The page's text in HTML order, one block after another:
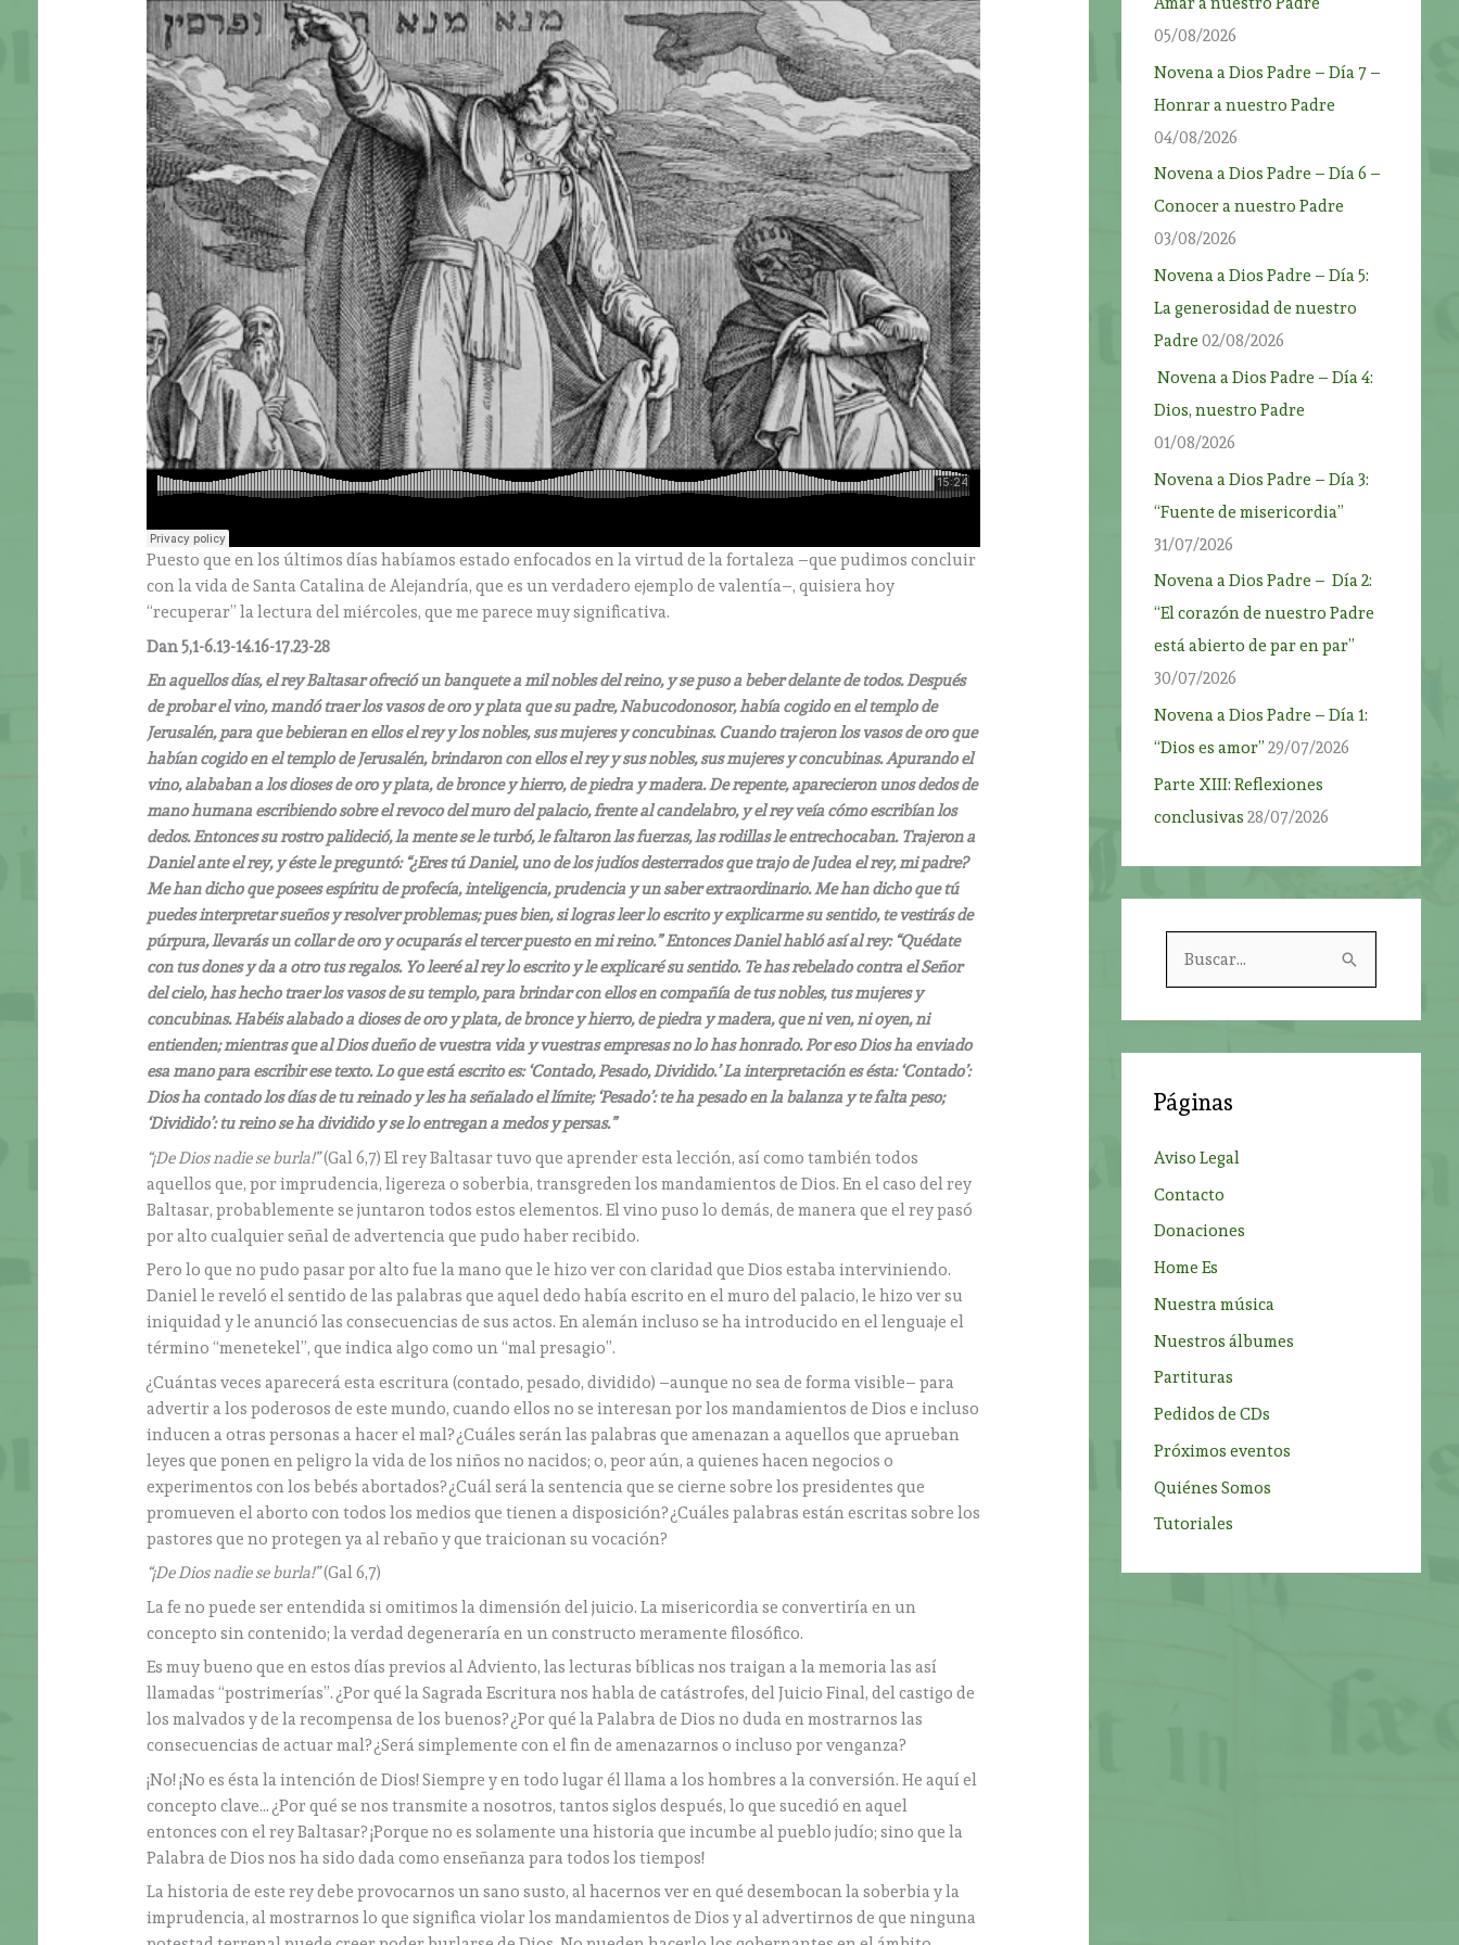
Puesto que en los últimos días habíamos estado enfocados en la virtud de la fortaleza –que pudimos concluir
con la vida de Santa Catalina de Alejandría, que es un verdadero ejemplo de valentía–, quisiera hoy
“recuperar” la lectura del miércoles, que me parece muy significativa.
Dan 5,1-6.13-14.16-17.23-28
En aquellos días, el rey Baltasar ofreció un banquete a mil nobles del reino, y se puso a beber delante de todos. Después
de probar el vino, mandó traer los vasos de oro y plata que su padre, Nabucodonosor, había cogido en el templo de
Jerusalén, para que bebieran en ellos el rey y los nobles, sus mujeres y concubinas. Cuando trajeron los vasos de oro que
habían cogido en el templo de Jerusalén, brindaron con ellos el rey y sus nobles, sus mujeres y concubinas. Apurando el
vino, alababan a los dioses de oro y plata, de bronce y hierro, de piedra y madera. De repente, aparecieron unos dedos de
mano humana escribiendo sobre el revoco del muro del palacio, frente al candelabro, y el rey veía cómo escribían los
dedos. Entonces su rostro palideció, la mente se le turbó, le faltaron las fuerzas, las rodillas le entrechocaban. Trajeron a
Daniel ante el rey, y éste le preguntó: “¿Eres tú Daniel, uno de los judíos desterrados que trajo de Judea el rey, mi padre?
Me han dicho que posees espíritu de profecía, inteligencia, prudencia y un saber extraordinario. Me han dicho que tú
puedes interpretar sueños y resolver problemas; pues bien, si logras leer lo escrito y explicarme su sentido, te vestirás de
púrpura, llevarás un collar de oro y ocuparás el tercer puesto en mi reino.” Entonces Daniel habló así al rey: “Quédate
con tus dones y da a otro tus regalos. Yo leeré al rey lo escrito y le explicaré su sentido. Te has rebelado contra el Señor
del cielo, has hecho traer los vasos de su templo, para brindar con ellos en compañía de tus nobles, tus mujeres y
concubinas. Habéis alabado a dioses de oro y plata, de bronce y hierro, de piedra y madera, que ni ven, ni oyen, ni
entienden; mientras que al Dios dueño de vuestra vida y vuestras empresas no lo has honrado. Por eso Dios ha enviado
esa mano para escribir ese texto. Lo que está escrito es: ‘Contado, Pesado, Dividido.’ La interpretación es ésta: ‘Contado’:
Dios ha contado los días de tu reinado y les ha señalado el límite; ‘Pesado’: te ha pesado en la balanza y te falta peso;
‘Dividido’: tu reino se ha dividido y se lo entregan a medos y persas.”
“¡De Dios nadie se burla!”(Gal 6,7) El rey Baltasar tuvo que aprender esta lección, así como también todos
aquellos que, por imprudencia, ligereza o soberbia, transgreden los mandamientos de Dios. En el caso del rey
Baltasar, probablemente se juntaron todos estos elementos. El vino puso lo demás, de manera que el rey pasó
por alto cualquier señal de advertencia que pudo haber recibido.
Pero lo que no pudo pasar por alto fue la mano que le hizo ver con claridad que Dios estaba interviniendo.
Daniel le reveló el sentido de las palabras que aquel dedo había escrito en el muro del palacio, le hizo ver su
iniquidad y le anunció las consecuencias de sus actos. En alemán incluso se ha introducido en el lenguaje el
término “menetekel”, que indica algo como un “mal presagio”.
¿Cuántas veces aparecerá esta escritura (contado, pesado, dividido) –aunque no sea de forma visible– para
advertir a los poderosos de este mundo, cuando ellos no se interesan por los mandamientos de Dios e incluso
inducen a otras personas a hacer el mal? ¿Cuáles serán las palabras que amenazan a aquellos que aprueban
leyes que ponen en peligro la vida de los niños no nacidos; o, peor aún, a quienes hacen negocios o
experimentos con los bebés abortados? ¿Cuál será la sentencia que se cierne sobre los presidentes que
promueven el aborto con todos los medios que tienen a disposición? ¿Cuáles palabras están escritas sobre los
pastores que no protegen ya al rebaño y que traicionan su vocación?
“¡De Dios nadie se burla!”(Gal 6,7)
La fe no puede ser entendida si omitimos la dimensión del juicio. La misericordia se convertiría en un
concepto sin contenido; la verdad degeneraría en un constructo meramente filosófico.
Es muy bueno que en estos días previos al Adviento, las lecturas bíblicas nos traigan a la memoria las así
llamadas “postrimerías”. ¿Por qué la Sagrada Escritura nos habla de catástrofes, del Juicio Final, del castigo de
los malvados y de la recompensa de los buenos? ¿Por qué la Palabra de Dios no duda en mostrarnos las
consecuencias de actuar mal? ¿Será simplemente con el fin de amenazarnos o incluso por venganza?
¡No! ¡No es ésta la intención de Dios! Siempre y en todo lugar él llama a los hombres a la conversión. He aquí el
concepto clave… ¿Por qué se nos transmite a nosotros, tantos siglos después, lo que sucedió en aquel
entonces con el rey Baltasar? ¡Porque no es solamente una historia que incumbe al pueblo judío; sino que la
Palabra de Dios nos ha sido dada como enseñanza para todos los tiempos!
La historia de este rey debe provocarnos un sano susto, al hacernos ver en qué desembocan la soberbia y la
imprudencia, al mostrarnos lo que significa violar los mandamientos de Dios y al advertirnos de que ninguna
05/08/2026
Novena a Dios Padre – Día 7 –
Honrar a nuestro Padre
04/08/2026
Novena a Dios Padre – Día 6 –
Conocer a nuestro Padre
03/08/2026
Novena a Dios Padre – Día 5:
La generosidad de nuestro
Padre 02/08/2026
Novena a Dios Padre – Día 4:
Dios, nuestro Padre
01/08/2026
Novena a Dios Padre – Día 3:
“Fuente de misericordia”
31/07/2026
Novena a Dios Padre – Día 2:
“El corazón de nuestro Padre
está abierto de par en par”
30/07/2026
Novena a Dios Padre – Día 1:
“Dios es amor” 29/07/2026
Parte XIII: Reflexiones
conclusivas 28/07/2026
r
:
Páginas
Aviso Legal
Contacto
Donaciones
Home Es
Nuestra música
Nuestros álbumes
Partituras
Pedidos de CDs
Próximos eventos
Quiénes Somos
Tutoriales